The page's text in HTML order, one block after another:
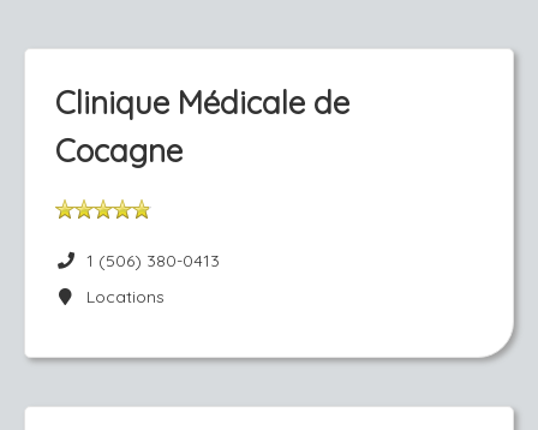
Clinique Médicale de
Cocagne
1 (506) 380-0413
Locations